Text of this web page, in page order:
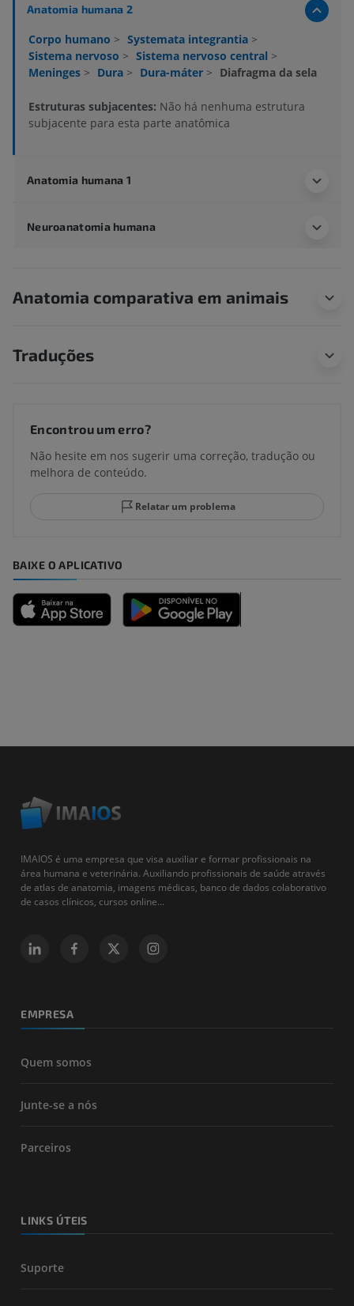
Anatomia humana 2
Corpo humano > Systemata integrantia >
Sistema nervoso > Sistema nervoso central >
Meninges > Dura > Dura-máter > Diafragma da sela
Estruturas subjacentes: Não há nenhuma estrutura
subjacente para esta parte anatômica
Anatomia humana 1
Neuroanatomia humana
Anatomia comparativa em animais
Traduções
Encontrou um erro?
Não hesite em nos sugerir uma correção, tradução ou
melhora de conteúdo.
Relatar um problema
BAIXE O APLICATIVO
IMAIOS é uma empresa que visa auxiliar e formar profissionais na
área humana e veterinária. Auxiliando profissionais de saúde através
de atlas de anatomia, imagens médicas, banco de dados colaborativo
de casos clínicos, cursos online...
EMPRESA
Quem somos
Junte-se a nós
Parceiros
LINKS ÚTEIS
Suporte